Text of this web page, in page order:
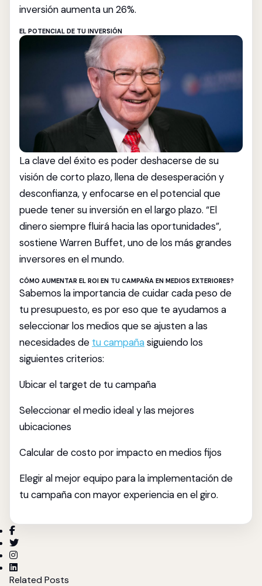
inversión aumenta un 26%.
EL POTENCIAL DE TU INVERSIÓN
La clave del éxito es poder deshacerse de su
visión de corto plazo, llena de desesperación y
desconfianza, y enfocarse en el potencial que
puede tener su inversión en el largo plazo. “El
dinero siempre fluirá hacia las oportunidades”,
sostiene Warren Buffet, uno de los más grandes
inversores en el mundo.
CÓMO AUMENTAR EL ROI EN TU CAMPAÑA EN MEDIOS EXTERIORES?
Sabemos la importancia de cuidar cada peso de
tu presupuesto, es por eso que te ayudamos a
seleccionar los medios que se ajusten a las
necesidades de tu campañasiguiendo los
siguientes criterios:
Ubicar el target de tu campaña
Seleccionar el medio ideal y las mejores
ubicaciones
Calcular de costo por impacto en medios fijos
Elegir al mejor equipo para la implementación de
tu campaña con mayor experiencia en el giro.
Related Posts